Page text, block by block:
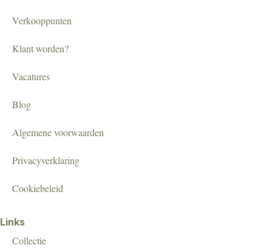
Verkooppunten
Klant worden?
Vacatures
Blog
Algemene voorwaarden
Privacyverklaring
Cookiebeleid
Links
Collectie